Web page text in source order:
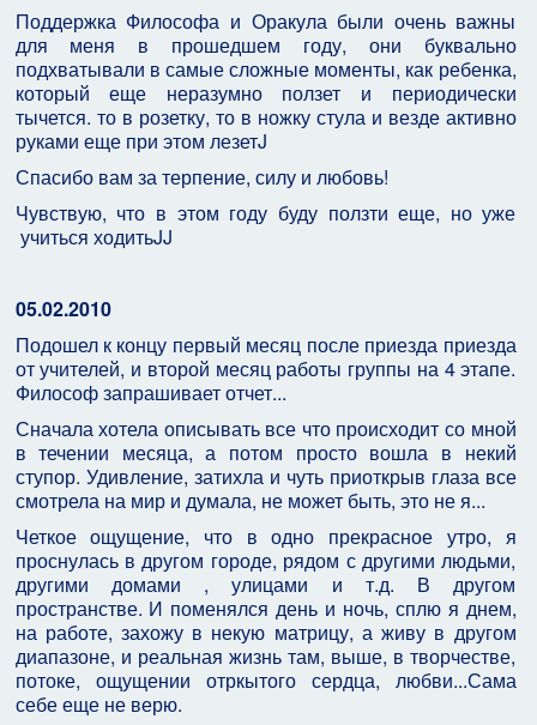
Поддержка Философа и Оракула были очень важны
для меня в прошедшем году, они буквально
подхватывали в самые сложные моменты, как ребенка,
который еще неразумно ползет и периодически
тычется. то в розетку, то в ножку стула и везде активно
руками еще при этом лезетJ
Спасибо вам за терпение, силу и любовь!
Чувствую, что в этом году буду ползти еще, но уже
учиться ходитьJJ
05.02.2010
Подошел к концу первый месяц после приезда приезда
от учителей, и второй месяц работы группы на 4 этапе.
Философ запрашивает отчет...
Сначала хотела описывать все что происходит со мной
в течении месяца, а потом просто вошла в некий
ступор. Удивление, затихла и чуть приоткрыв глаза все
смотрела на мир и думала, не может быть, это не я...
Четкое ощущение, что в одно прекрасное утро, я
проснулась в другом городе, рядом с другими людьми,
другими домами , улицами и т.д. В другом
пространстве. И поменялся день и ночь, сплю я днем,
на работе, захожу в некую матрицу, а живу в другом
диапазоне, и реальная жизнь там, выше, в творчестве,
потоке, ощущении отркытого сердца, любви...Сама
себе еще не верю.